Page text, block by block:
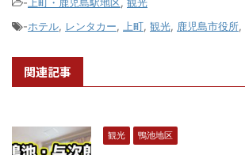
-上町・鹿児島駅地区, 観光
-ホテル, レンタカー, 上町, 観光, 鹿児島市役所,
関連記事
観光 鴨池地区